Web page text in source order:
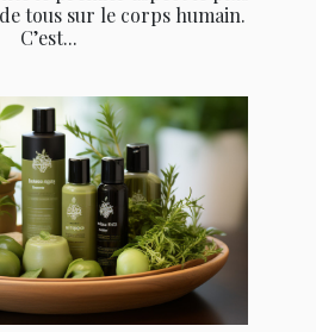
tous sur le corps humain.
C’est...